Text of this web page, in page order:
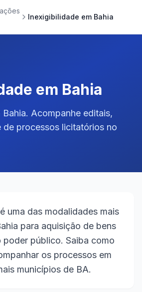
Inexigibilidade em Bahia
em Bahia
Acompanhe editais,
de processos licitatórios no
uma das modalidades mais
para aquisição de bens
poder público. Saiba como
os processos em
municípios de BA.